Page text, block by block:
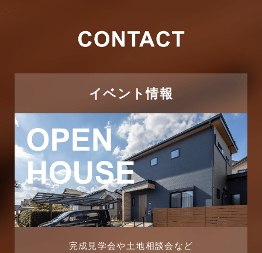
つくばエクスプレス線
ピアラシティ店-ブログ
ブログ
マンション経営活用事例
よくある質問
リフォーム-ブログ
2025年11月
2025年10月
2025年9月
2025年8月
イベント情報
完成見学会や土地相談会など